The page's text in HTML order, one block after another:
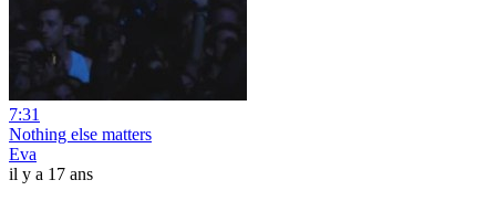
7:31
Nothing else matters
Eva
il y a 17 ans